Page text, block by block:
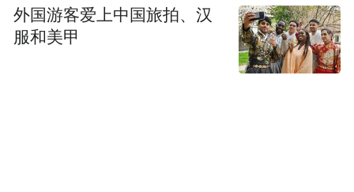
外国游客爱上中国旅拍、汉
服和美甲